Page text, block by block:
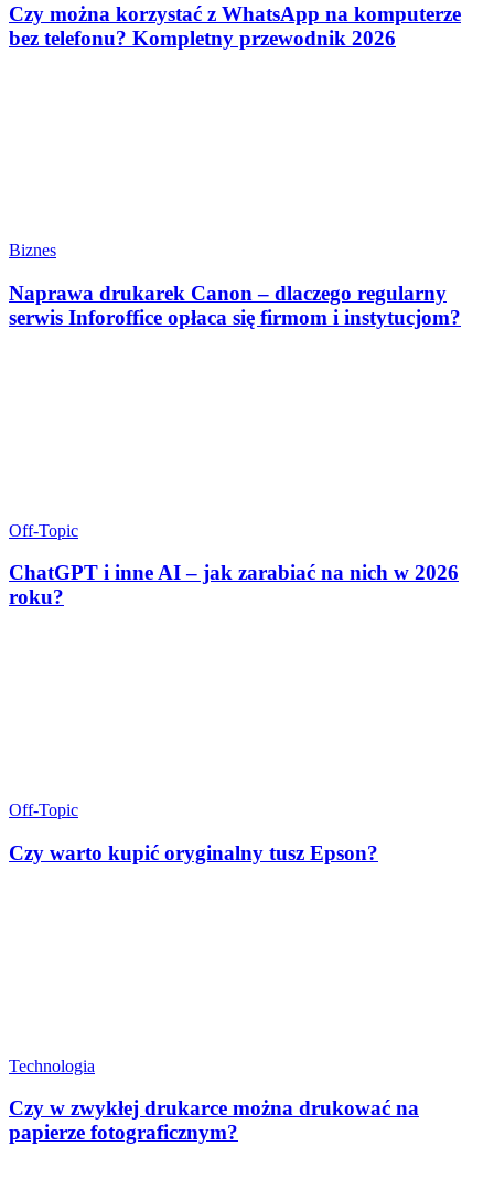
Czy można korzystać z WhatsApp na komputerze
bez telefonu? Kompletny przewodnik 2026
Biznes
Naprawa drukarek Canon – dlaczego regularny
serwis Inforoffice opłaca się firmom i instytucjom?
Off-Topic
ChatGPT i inne AI – jak zarabiać na nich w 2026
roku?
Off-Topic
Czy warto kupić oryginalny tusz Epson?
Technologia
Czy w zwykłej drukarce można drukować na
papierze fotograficznym?